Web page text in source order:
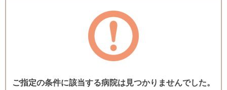
ご指定の条件に該当する病院は見つかりませんでした。